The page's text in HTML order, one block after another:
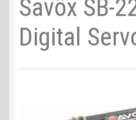
Recycling, Entsorgung
Shop
Ablauf einer Bestellung
Savöx SB-
Digital